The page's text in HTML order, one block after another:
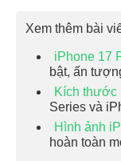
Xem thêm bài
iPhone 17
bật, ấn
Kích thước
Series và
Hình ảnh
hoàn toàn